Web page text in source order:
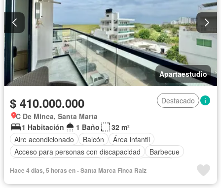
Apartaestudio
$ 410.000.000
Destacado
C De Minca, Santa Marta
1 Habitación
1 Baño
32 m²
Aire acondicionado
Balcón
Área infantil
Acceso para personas con discapacidad
Barbecue
Seguridad privada
Piscina
Hace 4 días, 5 horas en - Santa Marca Finca Raiz